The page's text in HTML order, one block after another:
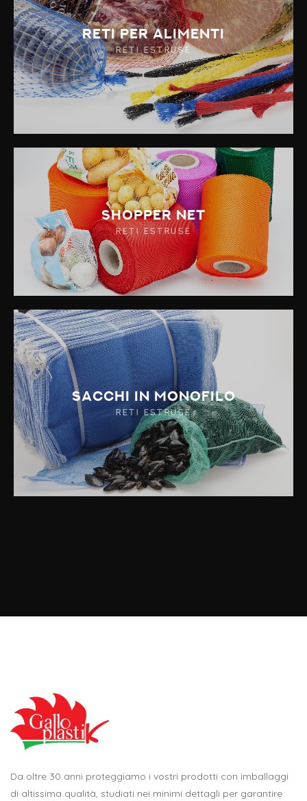
Reti per alimenti
RETI ESTRUSE
Shopper Net
RETI ESTRUSE
Sacchi in Monofilo
RETI ESTRUSE
Da oltre 30 anni proteggiamo i vostri prodotti con imballaggi
di altissima qualità, studiati nei minimi dettagli per garantire